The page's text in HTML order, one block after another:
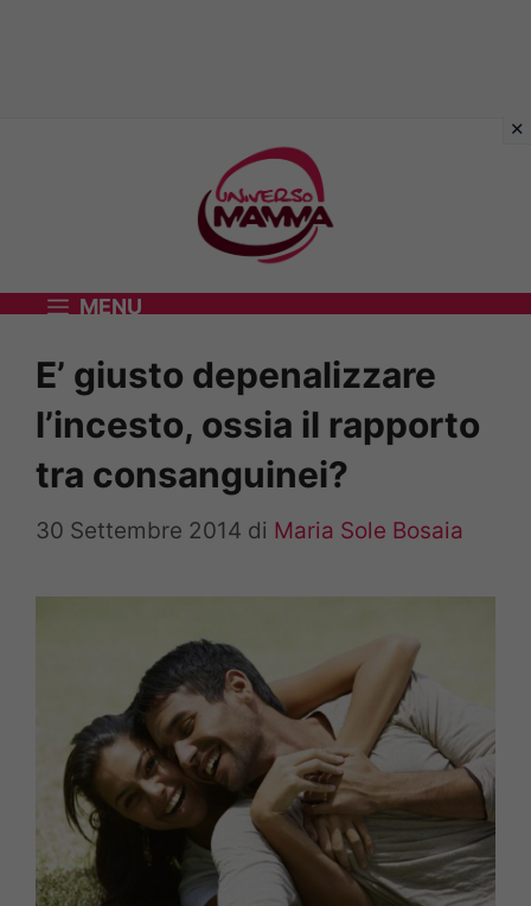
MENU
E’ giusto depenalizzare
l’incesto, ossia il rapporto
tra consanguinei?
30 Settembre 2014 di Maria Sole Bosaia